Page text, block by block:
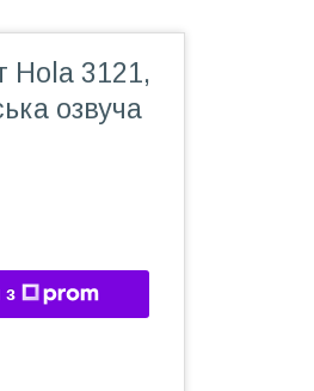
Hola 3121,
озвуча
з